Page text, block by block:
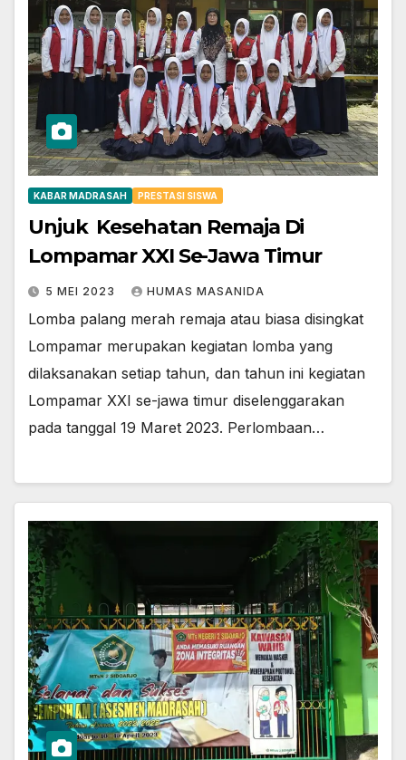
KABAR MADRASAH PRESTASI SISWA
Unjuk Kesehatan Remaja Di
Lompamar XXI Se-Jawa Timur
5 MEI 2023 HUMAS MASANIDA
Lomba palang merah remaja atau biasa disingkat
Lompamar merupakan kegiatan lomba yang
dilaksanakan setiap tahun, dan tahun ini kegiatan
Lompamar XXI se-jawa timur diselenggarakan
pada tanggal 19 Maret 2023. Perlombaan…